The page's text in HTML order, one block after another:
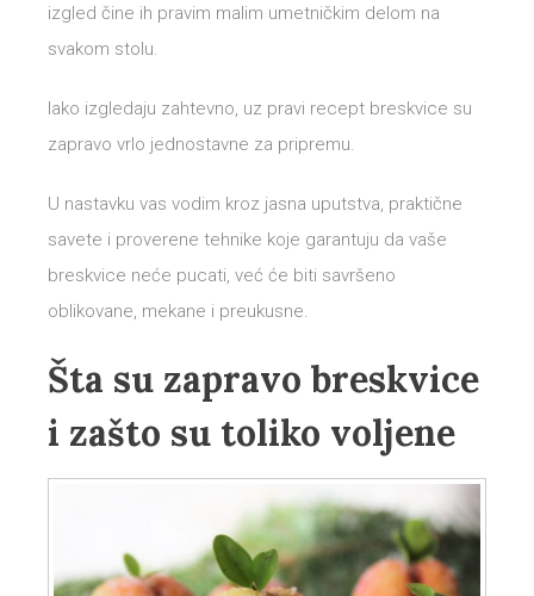
izgled čine ih pravim malim umetničkim delom na
svakom stolu.
Iako izgledaju zahtevno, uz pravi recept breskvice su
zapravo vrlo jednostavne za pripremu.
U nastavku vas vodim kroz jasna uputstva, praktične
savete i proverene tehnike koje garantuju da vaše
breskvice neće pucati, već će biti savršeno
oblikovane, mekane i preukusne.
Šta su zapravo breskvice
i zašto su toliko voljene